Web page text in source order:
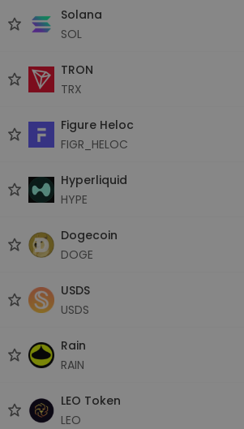
Solana
SOL
TRON
TRX
Figure Heloc
FIGR_HELOC
Hyperliquid
HYPE
Dogecoin
DOGE
USDS
USDS
Rain
RAIN
LEO Token
LEO